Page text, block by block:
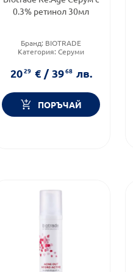
0.3% ретинол 30мл
Бранд: BIOTRADE
Категория:Серуми
2029 € / 3968 лв.
ПОРЪЧАЙ